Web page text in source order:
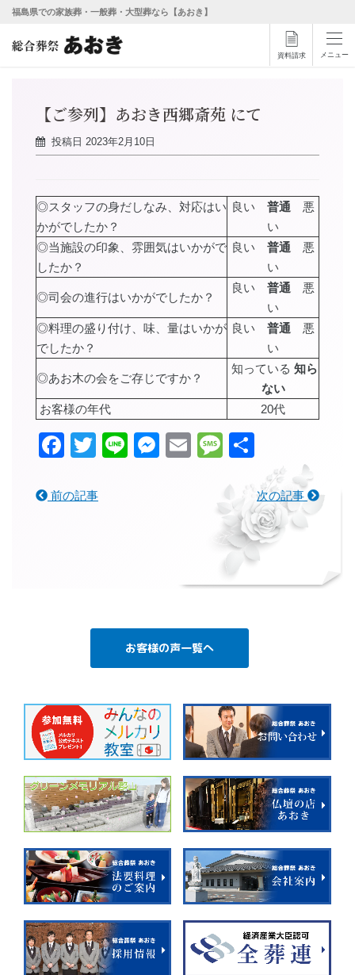
福島県での家族葬・一般葬・大型葬なら【あおき】
資料請求 メニュー
【ご参列】あおき西郷斎苑 にて
投稿日 2023年2月10日
◎スタッフの身だしなみ、対応はい
かがでしたか？
良い 普通 悪
い
◎当施設の印象、雰囲気はいかがで
したか？
良い 普通 悪
い
◎司会の進行はいかがでしたか？
良い 普通 悪
い
◎料理の盛り付け、味、量はいかが
でしたか？
良い 普通 悪
い
◎あお木の会をご存じですか？
知っている 知ら
ない
お客様の年代
20代
Facebook
Twitter
LineMessenger
EmailMessage
有
前の記事 次の記事
お客様の声一覧へ